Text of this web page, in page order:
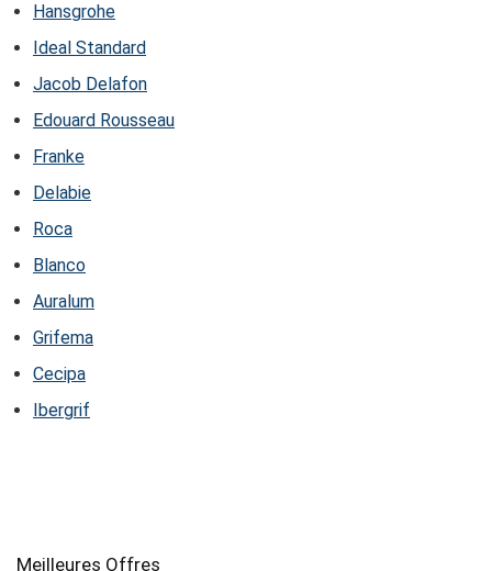
Hansgrohe
Ideal Standard
Jacob Delafon
Edouard Rousseau
Franke
Delabie
Roca
Blanco
Auralum
Grifema
Cecipa
Ibergrif
Meilleures Offres